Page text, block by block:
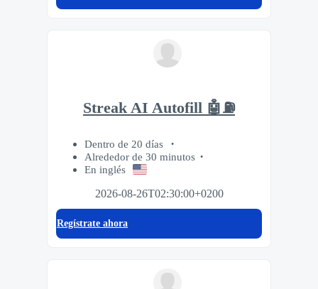
Streak AI Autofill 🤖⛽️
Dentro de 20 días
Alrededor de 30 minutos
En inglés
2026-08-26T02:30:00+0200
Regístrate ahora